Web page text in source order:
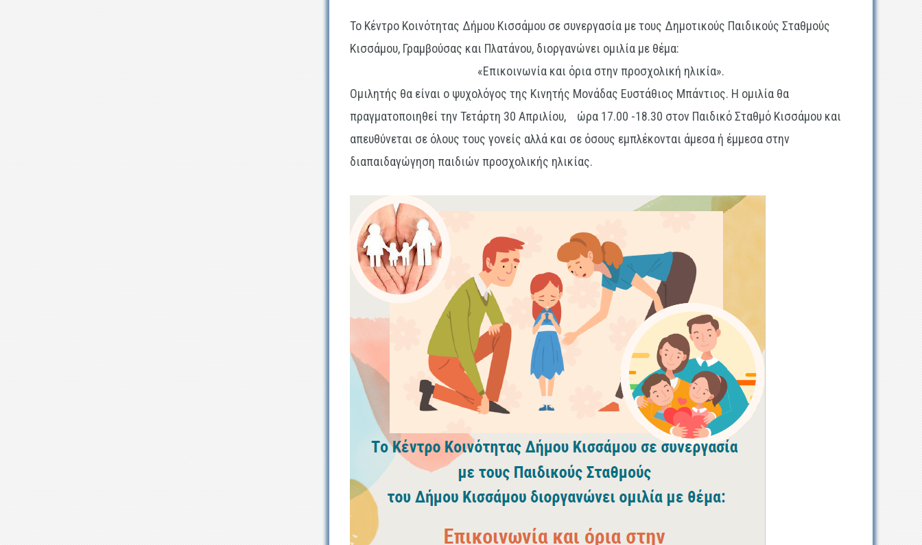
Το Κέντρο Κοινότητας Δήμου Κισσάμου σε συνεργασία με τους Δημοτικούς Παιδικούς Σταθμούς
Κισσάμου, Γραμβούσας και Πλατάνου, διοργανώνει ομιλία με θέμα:
«Επικοινωνία και όρια στην προσχολική ηλικία».
Ομιλητής θα είναι ο ψυχολόγος της Κινητής Μονάδας Ευστάθιος Μπάντιος. Η ομιλία θα
πραγματοποιηθεί τηνΤετάρτη 30 Απριλίου, ώρα 17.00 -18.30 στον Παιδικό Σταθμό Κισσάμου και
απευθύνεται σε όλους τους γονείς αλλά και σε όσους εμπλέκονται άμεσα ή έμμεσα στην
διαπαιδαγώγηση παιδιών προσχολικής ηλικίας.